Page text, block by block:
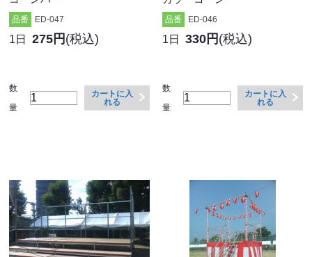
品番 ED-047
1日 275円 (税込)
数
量
カートに入
れる
品番 ED-046
1日 330円 (税込)
数
量
カートに入
れる